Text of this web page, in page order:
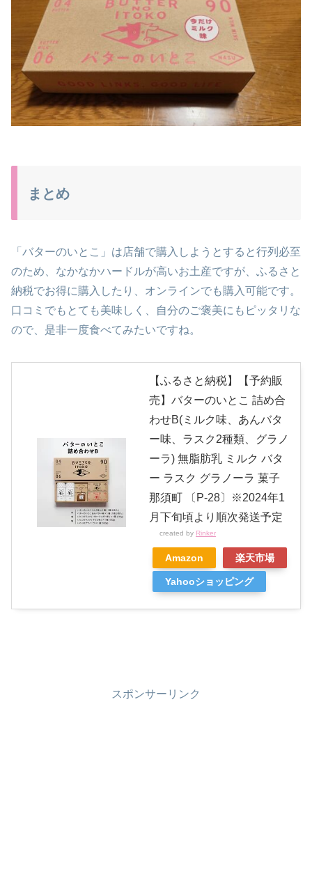
まとめ
「バターのいとこ」は店舗で購入しようとすると行列必至
のため、なかなかハードルが高いお土産ですが、ふるさと
納税でお得に購入したり、オンラインでも購入可能です。
口コミでもとても美味しく、自分のご褒美にもピッタリな
ので、是非一度食べてみたいですね。
【ふるさと納税】【予約販
売】バターのいとこ 詰め合
わせB(ミルク味、あんバタ
ー味、ラスク2種類、グラノ
ーラ) 無脂肪乳 ミルク バタ
ー ラスク グラノーラ 菓子
那須町 〔P-28〕※2024年1
月下旬頃より順次発送予定
created by Rinker
Amazon 楽天市場
Yahooショッピング
スポンサーリンク